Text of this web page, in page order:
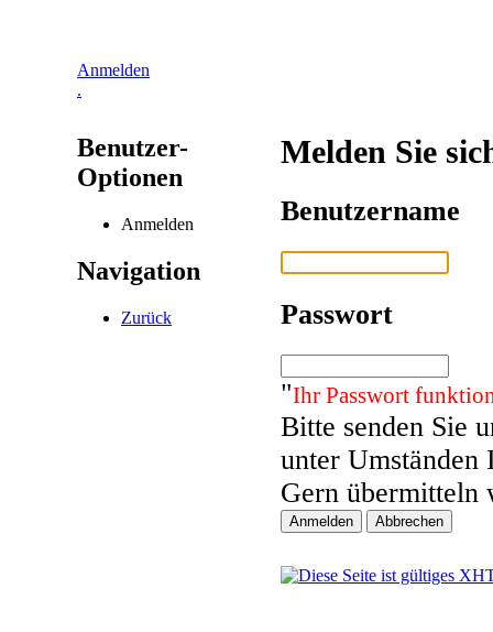
Anmelden
.
Benutzer-
Optionen
Anmelden
Navigation
Zurück
Melden Sie
Benutzername
Passwort
"Ihr Passwort
Bitte senden Sie
unter Umständen
Gern übermitteln